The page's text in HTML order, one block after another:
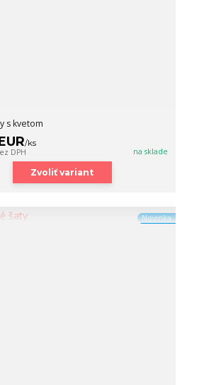
s kvetom
/ks
DPH na sklade
Zvoliť variant
Novinka